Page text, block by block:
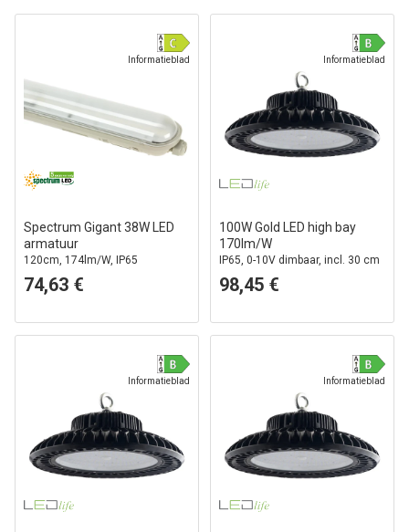
Informatieblad
Spectrum Gigant 38W LED
armatuur
120cm, 174lm/W, IP65
waterdicht, doorverbonden,
230V
74,63 €
Informatieblad
100W Gold LED high bay
170lm/W
IP65, 0-10V dimbaar, incl. 30 cm
kettingophanging, 5 jaar garantie
98,45 €
Informatieblad Informatieblad